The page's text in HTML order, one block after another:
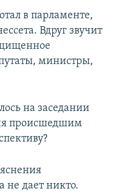
в парламенте,
Вдруг звучит
министры,
на заседании
происшедшим
дает никто.